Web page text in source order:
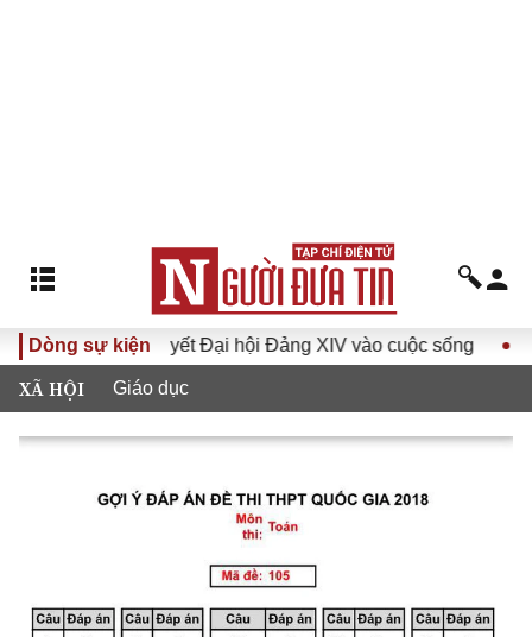
Dòng sự kiện
Đưa Nghị quyết Đại hội Đảng XIV vào cuộc sống Hướng
XÃ HỘI Giáo dục